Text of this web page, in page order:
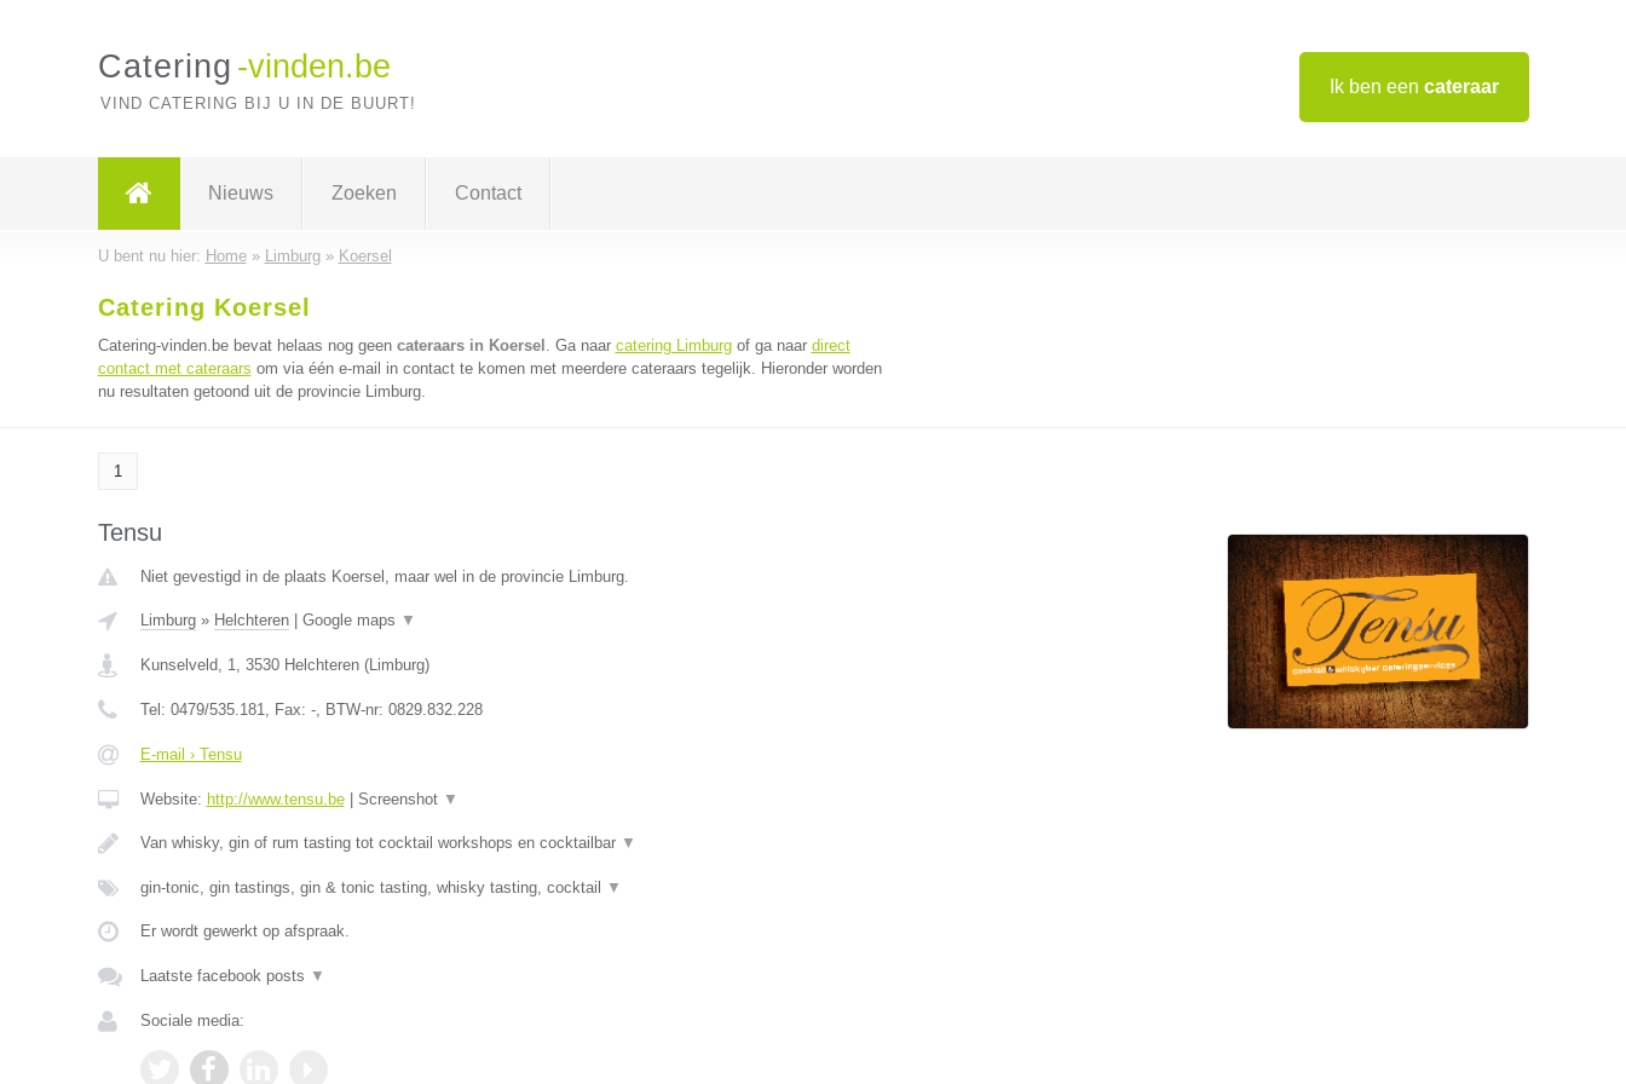
Ik ben een cateraar
Catering -vinden.be
VIND CATERING BIJ U IN DE BUURT!
Nieuws Zoeken Contact
U bent nu hier: Home» Limburg» Koersel
Catering Koersel
Catering-vinden.be bevat helaas nog geen cateraars in Koersel . Ga naar catering Limburgof ga naar direct
contact met cateraars om via één e-mail in contact te komen met meerdere cateraars tegelijk. Hieronder worden
nu resultaten getoond uit de provincie Limburg.
1
Tensu
Niet gevestigd in de plaats Koersel, maar wel in de provincie Limburg.
Limburg» Helchteren| Google maps ▼
Kunselveld, 1, 3530 Helchteren(Limburg)
Tel: 0479/535.181, Fax: -, BTW-nr: 0829.832.228
E-mail › Tensu
Website: http://www.tensu.be| Screenshot ▼
Van whisky, gin of rum tasting tot cocktail workshops en cocktailbar ▼
gin-tonic, gin tastings, gin & tonic tasting, whisky tasting, cocktail ▼
Er wordt gewerkt op afspraak.
Laatste facebook posts ▼
Sociale media: